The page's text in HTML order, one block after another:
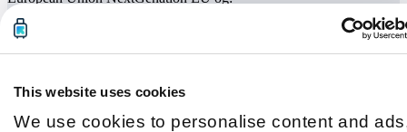
This website uses cookies
We use cookies to personalise content and